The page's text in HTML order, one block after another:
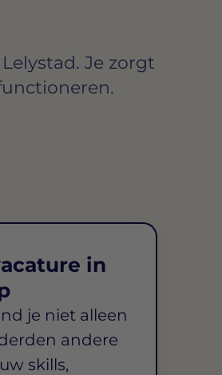
Je zorgt
in
je niet alleen
andere
skills,